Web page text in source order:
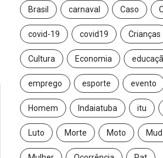
Brasil carnaval Caso
covid-19 covid19 Crianças
Cultura Economia
emprego esporte evento
Homem Indaiatuba itu
Luto Morte Moto